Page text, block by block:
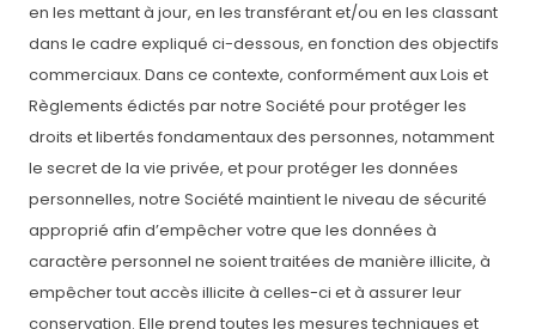
en les mettant à jour, en les transférant et/ou en les classant
dans le cadre expliqué ci-dessous, en fonction des objectifs
commerciaux. Dans ce contexte, conformément aux Lois et
Règlements édictés par notre Société pour protéger les
droits et libertés fondamentaux des personnes, notamment
le secret de la vie privée, et pour protéger les données
personnelles, notre Société maintient le niveau de sécurité
approprié afin d’empêcher votre que les données à
caractère personnel ne soient traitées de manière illicite, à
empêcher tout accès illicite à celles-ci et à assurer leur
conservation. Elle prend toutes les mesures techniques et